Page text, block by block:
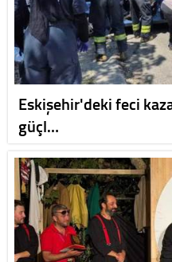
Eskişehir'deki feci
güçl…